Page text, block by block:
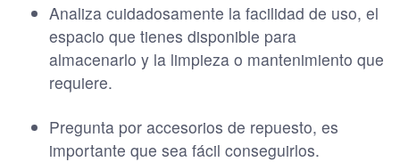
Analiza cuidadosamente la facilidad de uso, el
espacio que tienes disponible para
almacenarlo y la limpieza o mantenimiento que
requiere.
Pregunta por accesorios de repuesto, es
importante que sea fácil conseguirlos.